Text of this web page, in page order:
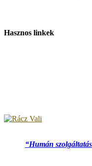
Hasznos linkek
“Humán